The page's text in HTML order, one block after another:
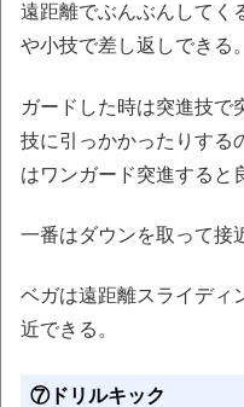
遠距離でぶんぶんしてく
や小技で差し返しできる。
ガードした時は突進技で
技に引っかかったりする
はワンガード突進すると
一番はダウンを取って接
ベガは遠距離スライディ
近できる。
⑦ドリルキック